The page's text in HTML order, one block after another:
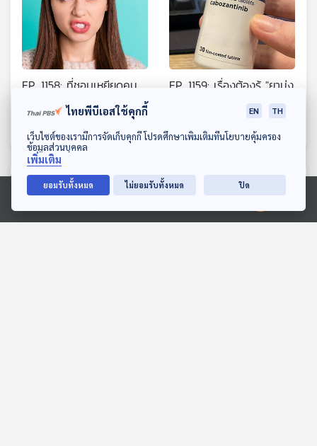
ดาวน์โหลด Thai PBS Podcast Application
Ⓒ 2020 องค์การกระจายเสียงและแพร่ภาพสาธารณะแห่งประเทศไทย
EP. 1158: ที่ชอบเหยียดคน
อื่น เพราะเป็นคนมีปมด้อย
ในชีวิตจริงหรือ ?
EP. 1159: เรื่องต้องรู้ "ยามุ่ง
เป้า" รักษาโรคมะเร็ง
ตอนที่เกี่ยวข้อง
ไทยพีบีเอสใช้คุกกี้ EN TH
เว็บไซต์ของเรามีการจัดเก็บคุกกี้ โปรดศึกษาเพิ่มเติมที่นโยบายคุ้มครอง
ข้อมูลส่วนบุคคล
เพิ่มเติม
ยอมรับทั้งหมด ไม่ยอมรับทั้งหมด ปิด